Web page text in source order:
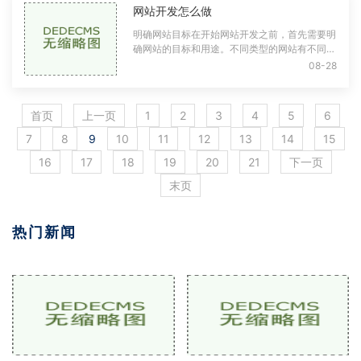
网站开发怎么做
明确网站目标在开始网站开发之前，首先需要明
确网站的目标和用途。不同类型的网站有不同的
需求个人博客：主要用于分享个人观点和生活。
08-28
首页 上一页 1 2 3 4 5
6
7
8 9 10 11 12 13 14
15
16
17 18 19 20 21
下一页
末页
热门新闻